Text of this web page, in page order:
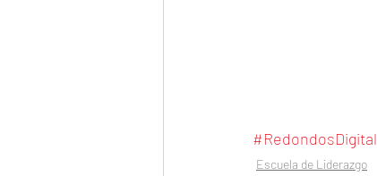
#RedondosDigital
Escuela de Liderazgo